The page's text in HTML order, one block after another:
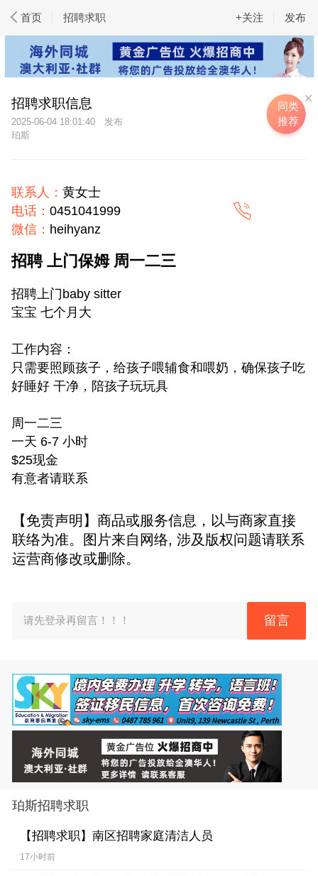
首页 招聘求职 发布
+关注
招聘求职信息
2025-06-04 18:01:40
珀斯
联系人： 黄女士
电话： 0451041999
微信： heihyanz
招聘 上门保姆 周一二三
招聘上门baby sitter
宝宝 七个月大
工作内容：
只需要照顾孩子，给孩子喂辅食和喂奶，确保孩子吃
好睡好 干净，陪孩子玩玩具
周一二三
一天 6-7 小时
$25现金
有意者请联系
【免责声明】商品或服务信息，以与商家直接
联络为准。图片来自网络, 涉及版权问题请联系
运营商修改或删除。
请先登录再留言！！！ 留言
珀斯招聘求职
【招聘求职】 南区招聘家庭清洁人员
17小时前
同类
推荐